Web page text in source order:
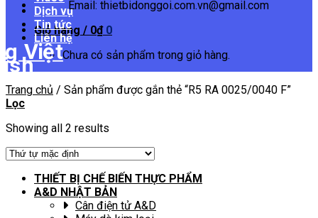
Email: thietbidonggoi.com.vn@gmail.com
Giỏ hàng / 0₫ 0
Chưa có sản phẩm trong giỏ hàng.
Dịch vụ
Tin tức
Liên hệ
Trang chủ / Sản phẩm được gắn thẻ “R5 RA 0025/0040 F”
Lọc
Showing all 2 results
THIẾT BỊ CHẾ BIẾN THỰC PHẨM
A&D NHẬT BẢN
Cân điện tử A&D